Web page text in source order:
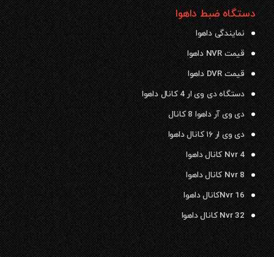
دستگاه ضبط داهوا
نمایندگی داهوا
قیمت NVR داهوا
قیمت DVR داهوا
دستگاه دی وی ار 4 کانال داهوا
دی وی آر داهوا 8 کانال
دی وی ار ۱۶ کانال داهوا
Nvr 4 کانال داهوا
Nvr 8 کانال داهوا
Nvr 16کانال داهوا
Nvr 32 کانال داهوا